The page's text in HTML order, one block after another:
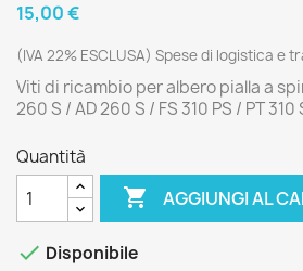
15,00 €
(IVA 22% ESCLUSA) Spese di logistica e
Viti di ricambio per albero pialla a
260 S / AD 260 S / FS 310 PS / PT 310
Quantità
 AGGIUNGI AL
 Disponibile